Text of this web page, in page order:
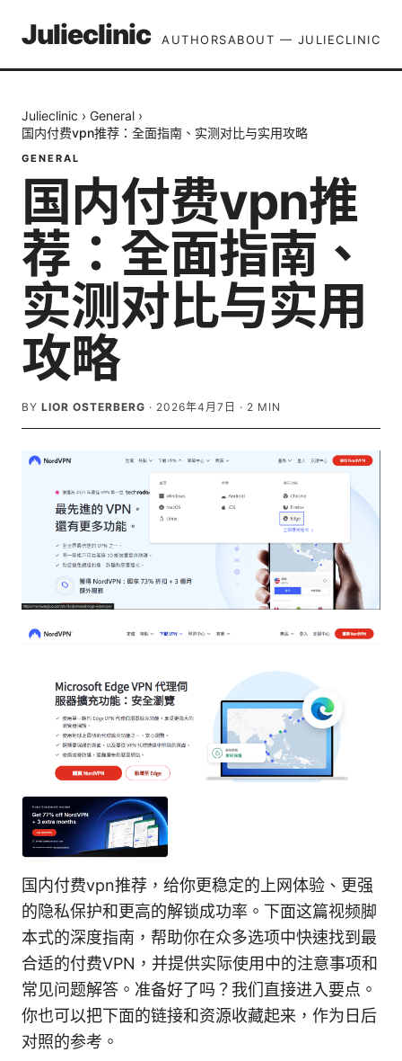
Julieclinic AUTHORSABOUT — JULIECLINIC
Julieclinic › General ›
国内付费vpn推荐：全面指南、实测对比与实用攻略
GENERAL
国内付费vpn推
荐：全面指南、
实测对比与实用
攻略
BY LIOR OSTERBERG · 2026年4月7日 · 2 MIN
国内付费vpn推荐，给你更稳定的上网体验、更强
的隐私保护和更高的解锁成功率。下面这篇视频脚
本式的深度指南，帮助你在众多选项中快速找到最
合适的付费VPN，并提供实际使用中的注意事项和
常见问题解答。准备好了吗？我们直接进入要点。
你也可以把下面的链接和资源收藏起来，作为日后
对照的参考。